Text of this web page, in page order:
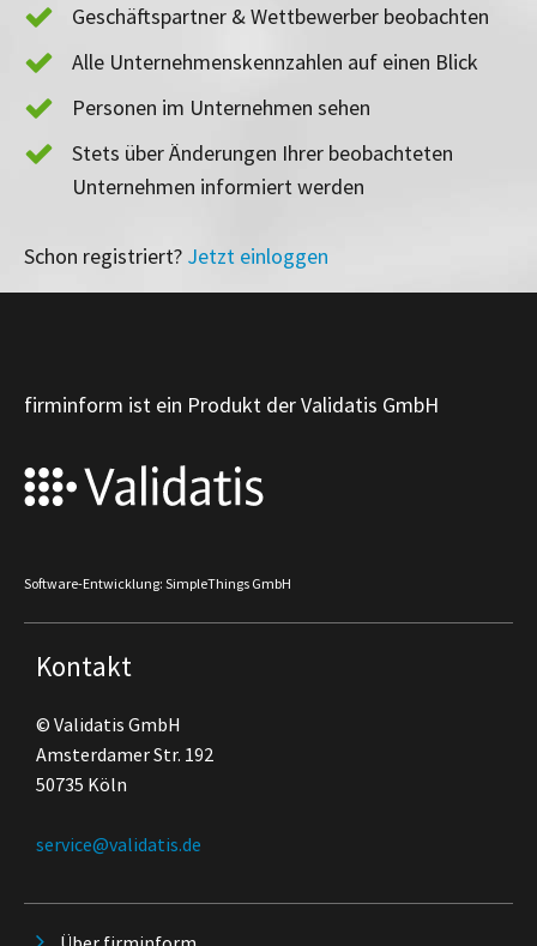
Geschäftspartner & Wettbewerber beobachten
Alle Unternehmenskennzahlen auf einen Blick
Personen im Unternehmen sehen
Stets über Änderungen Ihrer beobachteten
Unternehmen informiert werden
Schon registriert? Jetzt einloggen
firminform ist ein Produkt der Validatis GmbH
Software-Entwicklung: SimpleThings GmbH
Kontakt
© Validatis GmbH
Amsterdamer Str. 192
50735 Köln
service@validatis.de